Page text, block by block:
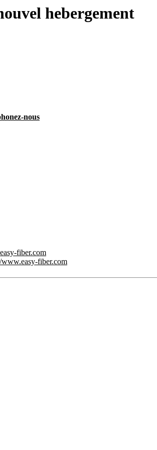
hebergement
nous
fiber.com
fiber.com